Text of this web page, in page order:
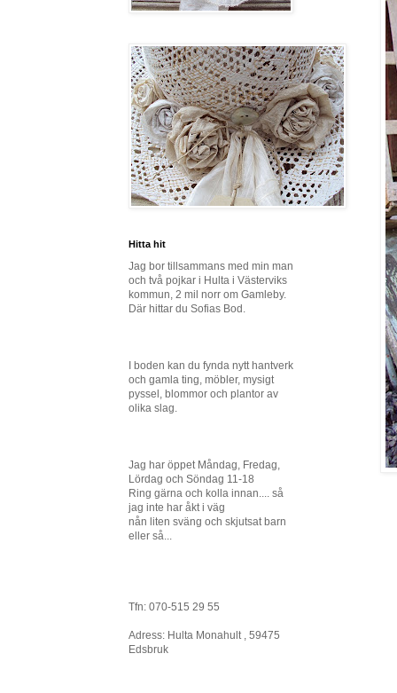
Hitta hit
Jag bor tillsammans med min man
och två pojkar i Hulta i Västerviks
kommun, 2 mil norr om Gamleby.
Där hittar du Sofias Bod.
I boden kan du fynda nytt hantverk
och gamla ting, möbler, mysigt
pyssel, blommor och plantor av
olika slag.
Jag har öppet Måndag, Fredag,
Lördag och Söndag 11-18
Ring gärna och kolla innan.... så
jag inte har åkt i väg
nån liten sväng och skjutsat barn
eller så...
Tfn: 070-515 29 55
Adress: Hulta Monahult , 59475
Edsbruk